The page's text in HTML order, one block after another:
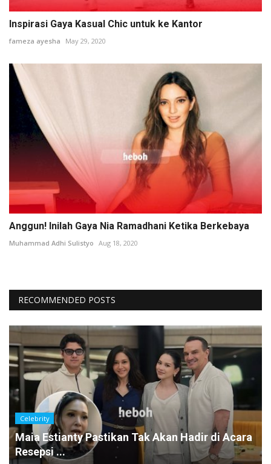
Inspirasi Gaya Kasual Chic untuk ke Kantor
fameza ayesha May 29, 2020
Anggun! Inilah Gaya Nia Ramadhani Ketika Berkebaya
Muhammad Adhi Sulistyo Aug 18, 2020
RECOMMENDED POSTS
Celebrity
Maia Estianty Pastikan Tak Akan Hadir di Acara
Resepsi ...